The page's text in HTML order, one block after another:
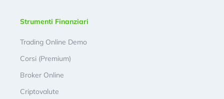
Strumenti Finanziari
Trading Online Demo
Corsi (Premium)
Broker Online
Criptovalute